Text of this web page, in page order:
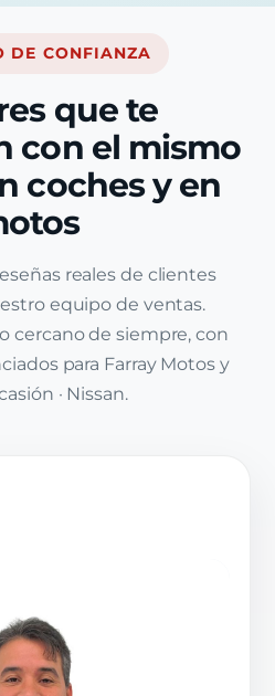
DE CONFIANZA
que te
con el mismo
coches y en
reales de clientes
equipo de ventas.
cercano de siempre, con
para Farray Motos y
· Nissan.